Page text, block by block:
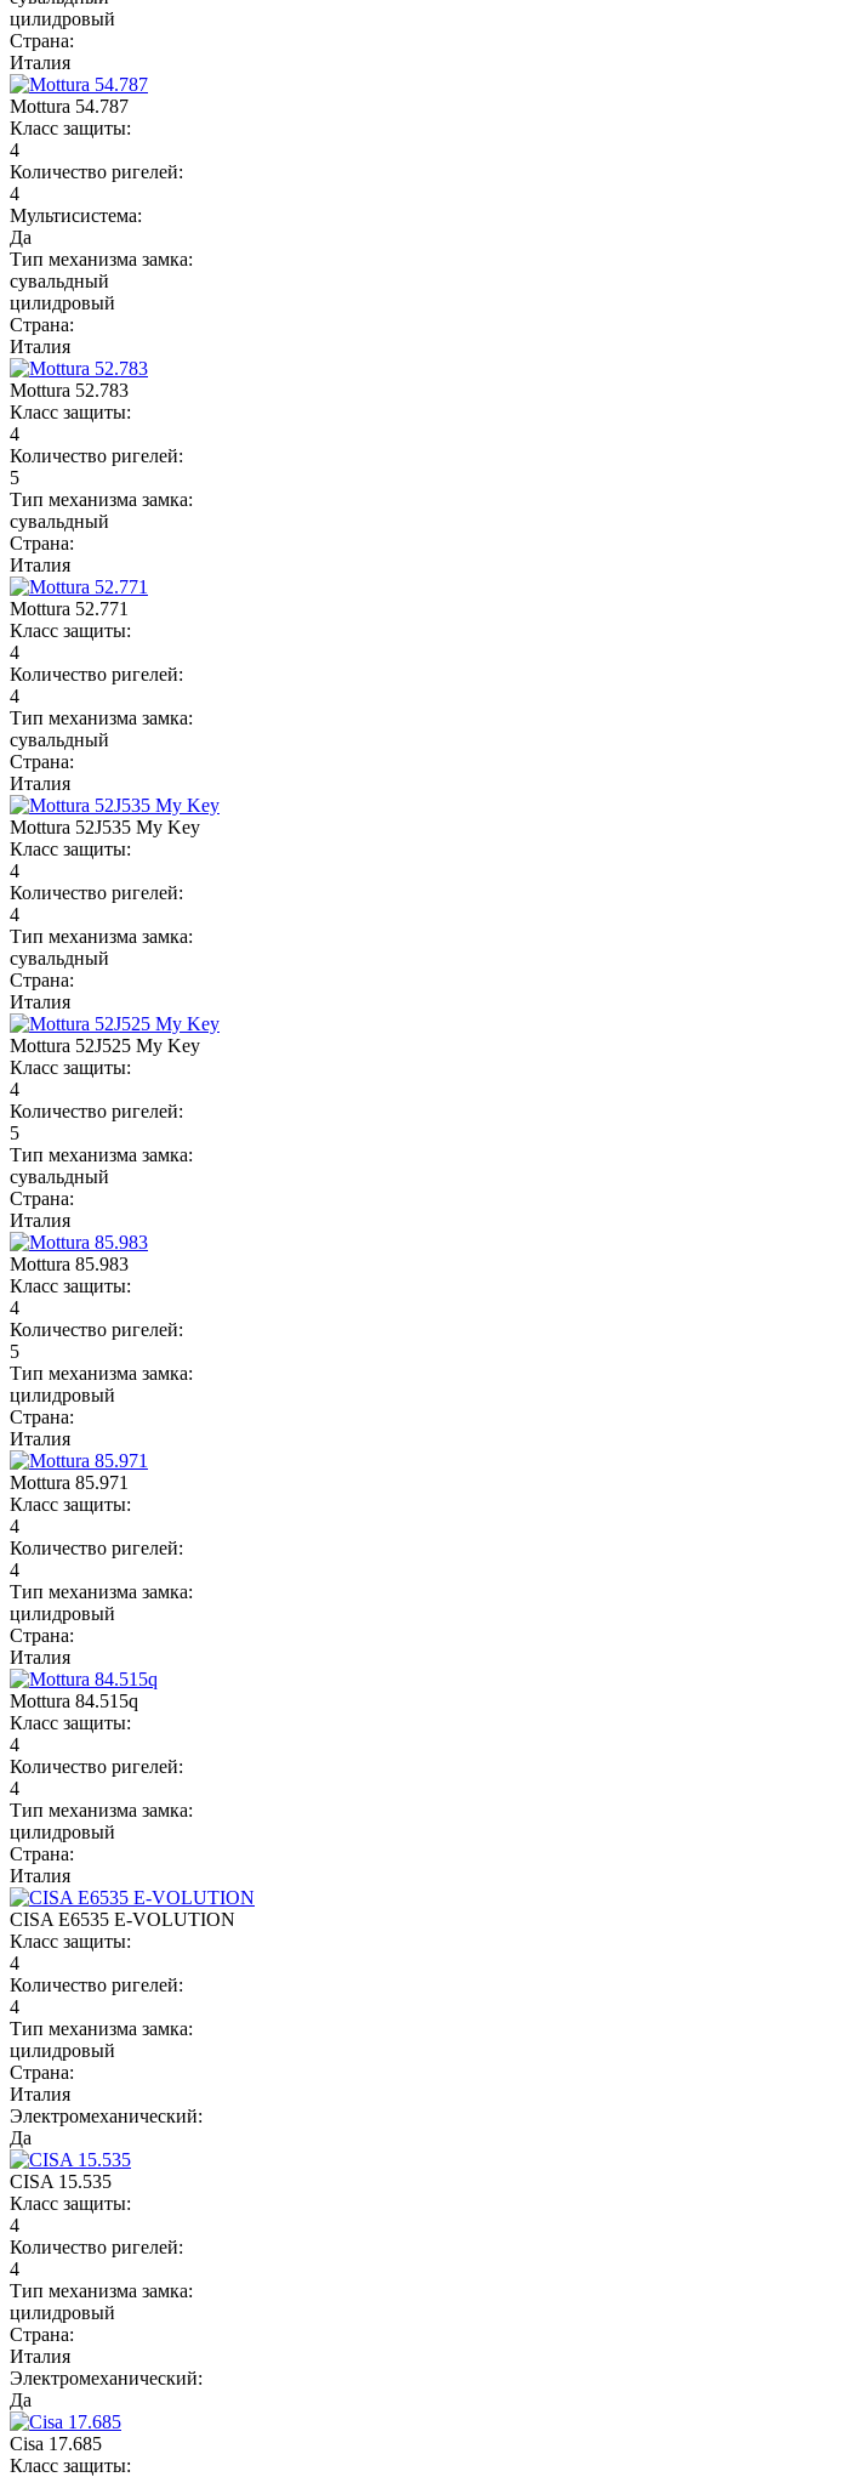
цилидровый
Страна:
Италия
Mottura 54.787
Класс защиты:
4
Количество ригелей:
4
Мультисистема:
Да
Тип механизма замка:
сувальдный
цилидровый
Страна:
Италия
Mottura 52.783
Класс защиты:
4
Количество ригелей:
5
Тип механизма замка:
сувальдный
Страна:
Италия
Mottura 52.771
Класс защиты:
4
Количество ригелей:
4
Тип механизма замка:
сувальдный
Страна:
Италия
Mottura 52J535 My Key
Класс защиты:
4
Количество ригелей:
4
Тип механизма замка:
сувальдный
Страна:
Италия
Mottura 52J525 My Key
Класс защиты:
4
Количество ригелей:
5
Тип механизма замка:
сувальдный
Страна:
Италия
Mottura 85.983
Класс защиты:
4
Количество ригелей:
5
Тип механизма замка:
цилидровый
Страна:
Италия
Mottura 85.971
Класс защиты:
4
Количество ригелей:
4
Тип механизма замка:
цилидровый
Страна:
Италия
Mottura 84.515q
Класс защиты:
4
Количество ригелей:
4
Тип механизма замка:
цилидровый
Страна:
Италия
CISA E6535 E-VOLUTION
Класс защиты:
4
Количество ригелей:
4
Тип механизма замка:
цилидровый
Страна:
Италия
Электромеханический:
Да
CISA 15.535
Класс защиты:
4
Количество ригелей:
4
Тип механизма замка:
цилидровый
Страна:
Италия
Электромеханический:
Да
Cisa 17.685
Класс защиты: